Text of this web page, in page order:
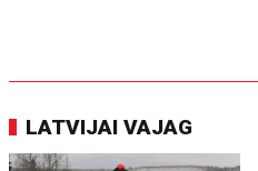
LATVIJAI VAJAG